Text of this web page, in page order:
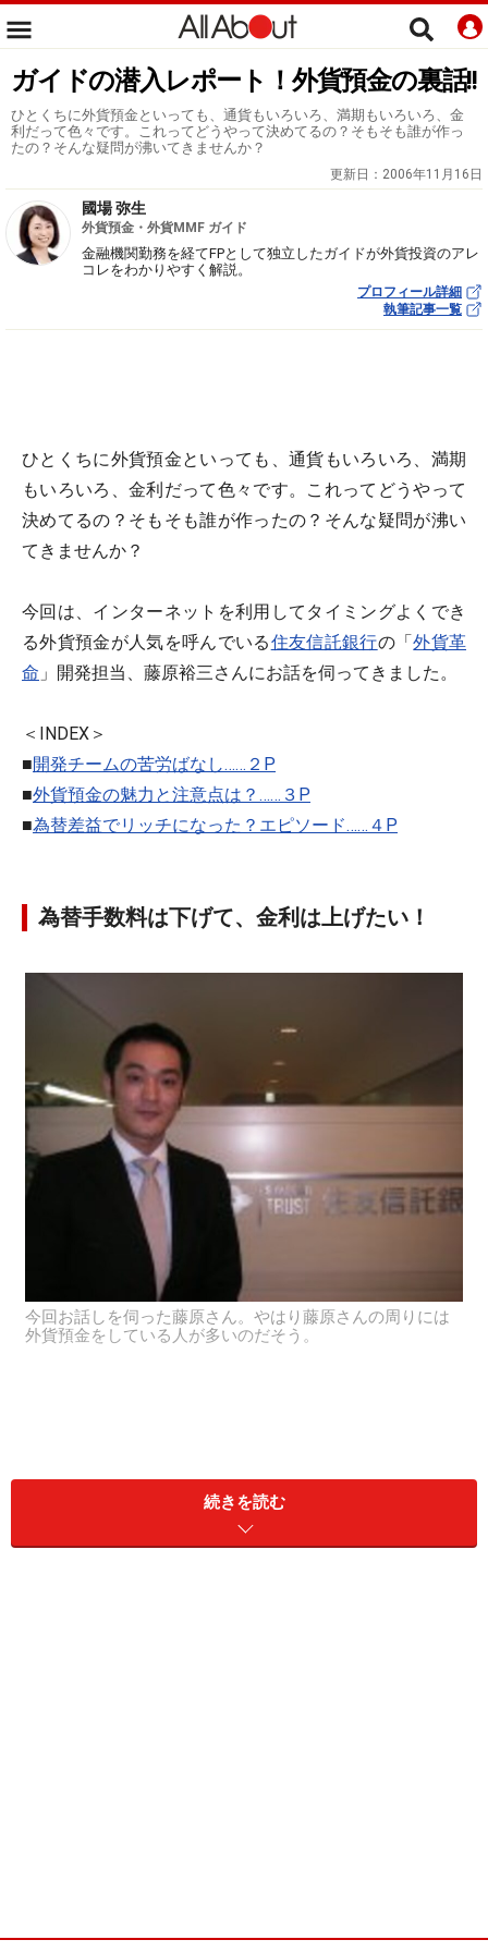
ガイドの潜入レポート！外貨預金の裏話!!
ひとくちに外貨預金といっても、通貨もいろいろ、満期もいろいろ、金
利だって色々です。これってどうやって決めてるの？そもそも誰が作っ
たの？そんな疑問が沸いてきませんか？
更新日： 2006年11月16日
國場 弥生
外貨預金・外貨MMF ガイド
金融機関勤務を経てFPとして独立したガイドが外貨投資のアレ
コレをわかりやすく解説。
プロフィール詳細
執筆記事一覧
ひとくちに外貨預金といっても、通貨もいろいろ、満期
もいろいろ、金利だって色々です。これってどうやって
決めてるの？そもそも誰が作ったの？そんな疑問が沸い
てきませんか？
今回は、インターネットを利用してタイミングよくでき
る外貨預金が人気を呼んでいる住友信託銀行の「外貨革
命 」開発担当、藤原裕三さんにお話を伺ってきました。
＜INDEX＞
■開発チームの苦労ばなし……２P
■外貨預金の魅力と注意点は？……３P
■為替差益でリッチになった？エピソード……４P
為替手数料は下げて、金利は上げたい！
今回お話しを伺った藤原さん。やはり藤原さんの周りには
外貨預金をしている人が多いのだそう。
続きを読む